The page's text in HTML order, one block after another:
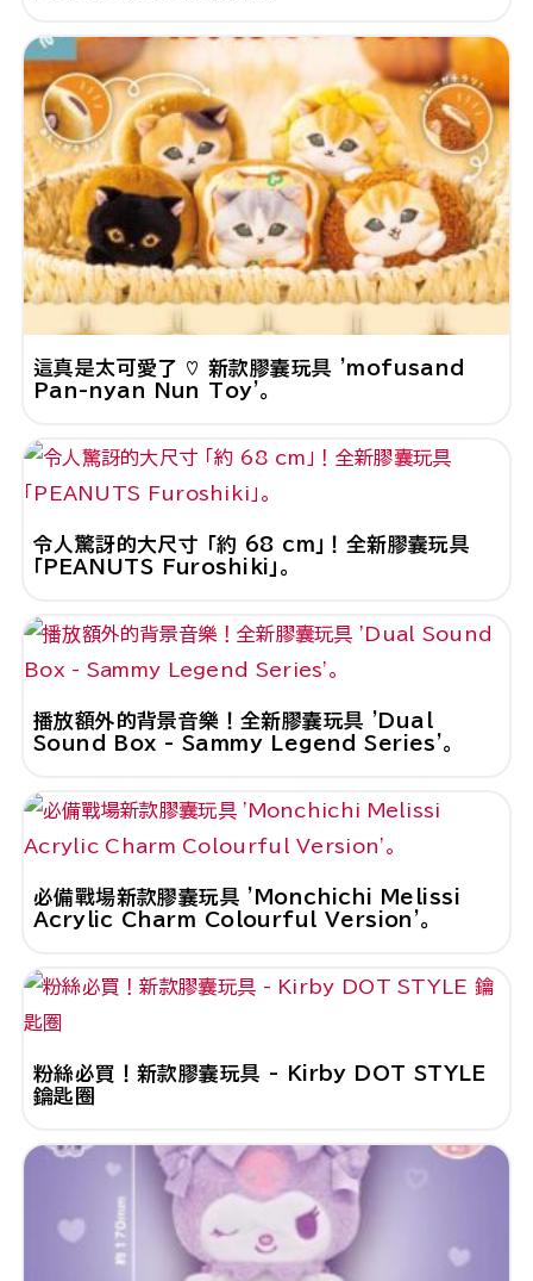
這真是太可愛了 ♡ 新款膠囊玩具 'mofusand
Pan-nyan Nun Toy'。
令人驚訝的大尺寸 「約 68 cm」！全新膠囊玩具
「PEANUTS Furoshiki」。
播放額外的背景音樂！全新膠囊玩具 'Dual
Sound Box - Sammy Legend Series'。
必備戰場新款膠囊玩具 'Monchichi Melissi
Acrylic Charm Colourful Version'。
粉絲必買！新款膠囊玩具 - Kirby DOT STYLE
鑰匙圈